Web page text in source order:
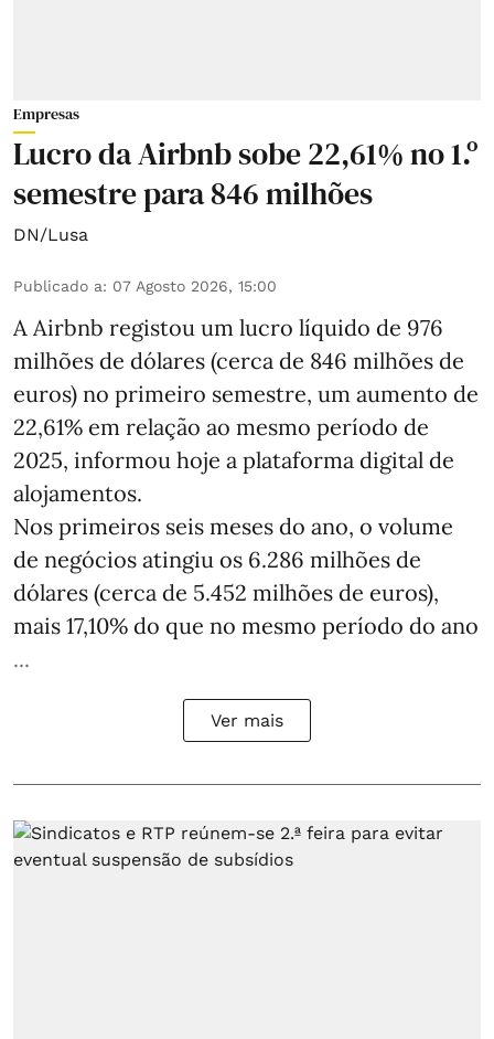
Empresas
Lucro da Airbnb sobe 22,61% no 1.º
semestre para 846 milhões
DN/Lusa
Publicado a: 07 Agosto 2026, 15:00
A Airbnb registou um lucro líquido de 976
milhões de dólares (cerca de 846 milhões de
euros) no primeiro semestre, um aumento de
22,61% em relação ao mesmo período de
2025, informou hoje a plataforma digital de
alojamentos.
Nos primeiros seis meses do ano, o volume
de negócios atingiu os 6.286 milhões de
dólares (cerca de 5.452 milhões de euros),
mais 17,10% do que no mesmo período do ano
...
Ver mais